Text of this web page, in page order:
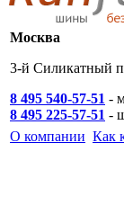
Москва
3-й Силикатный
8 495 540-57-51 -
8 495 225-57-51 -
О компании Как